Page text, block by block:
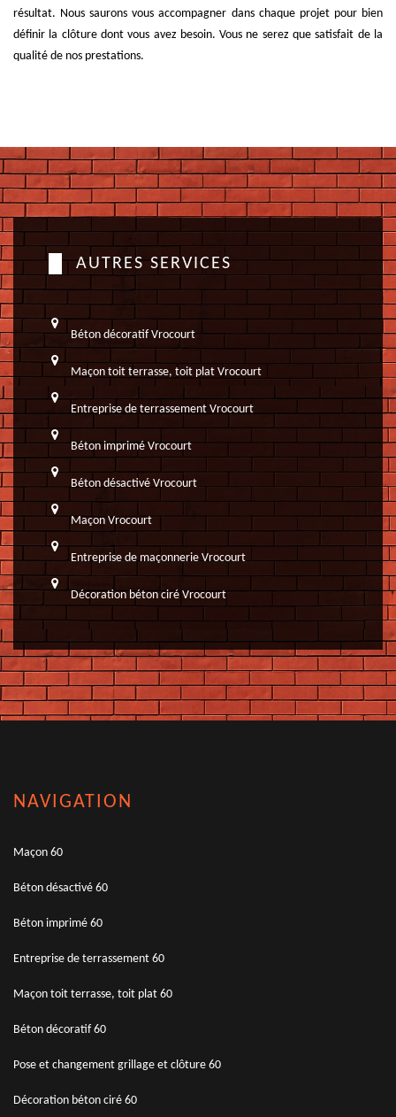
résultat. Nous saurons vous accompagner dans chaque projet pour bien
définir la clôture dont vous avez besoin. Vous ne serez que satisfait de la
qualité de nos prestations.
AUTRES SERVICES
Béton décoratif Vrocourt
Maçon toit terrasse, toit plat Vrocourt
Entreprise de terrassement Vrocourt
Béton imprimé Vrocourt
Béton désactivé Vrocourt
Maçon Vrocourt
Entreprise de maçonnerie Vrocourt
Décoration béton ciré Vrocourt
NAVIGATION
Maçon 60
Béton désactivé 60
Béton imprimé 60
Entreprise de terrassement 60
Maçon toit terrasse, toit plat 60
Béton décoratif 60
Pose et changement grillage et clôture 60
Décoration béton ciré 60